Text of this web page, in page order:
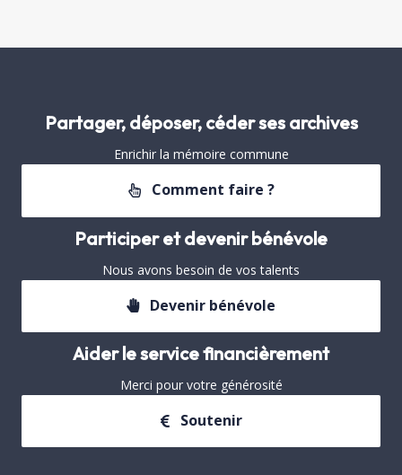
Partager, déposer, céder ses archives
Enrichir la mémoire commune
Comment faire ?
Participer et devenir bénévole
Nous avons besoin de vos talents
Devenir bénévole
Aider le service financièrement
Merci pour votre générosité
Soutenir